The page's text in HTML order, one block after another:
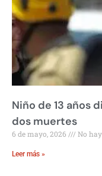
Niño de 13 años
dos muertes
6 de mayo, 2026 No
Leer más »